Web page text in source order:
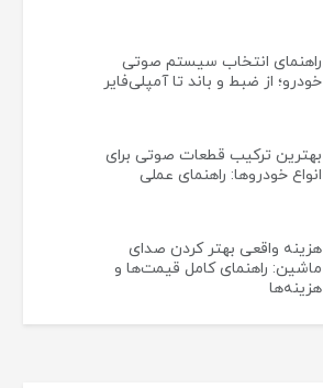
راهنمای انتخاب سیستم صوتی
خودرو؛ از ضبط و باند تا آمپلی‌فایر
بهترین ترکیب قطعات صوتی برای
انواع خودروها: راهنمای عملی
هزینه واقعی بهتر کردن صدای
ماشین: راهنمای کامل قیمت‌ها و
هزینه‌ها